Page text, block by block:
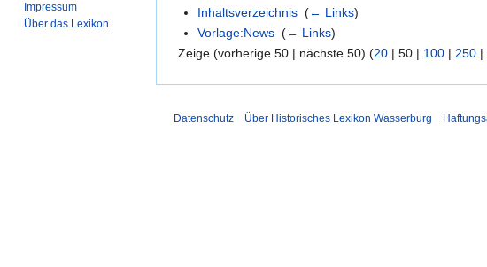
Inhaltsverzeichnis ‎(← Links)
Vorlage:News ‎(← Links)
Zeige (vorherige 50 | nächste 50) (20 | 50 | 100 | 250 |
Impressum
Über das Lexikon
Datenschutz Über Historisches Lexikon Wasserburg